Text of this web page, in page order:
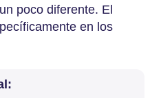
poco diferente. El
en los